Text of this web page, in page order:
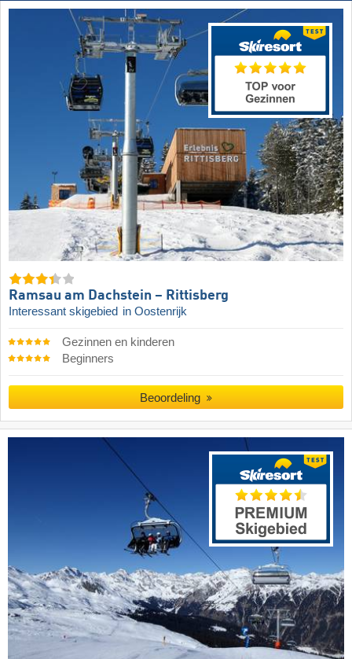
Ramsau am Dachstein – Rittisberg
Interessant skigebied in Oostenrijk
Gezinnen en kinderen
Beginners
Beoordeling